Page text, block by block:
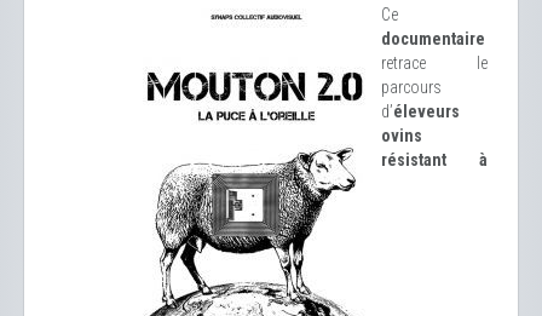
Ce
documentaire
retrace le
parcours
d’éleveurs
ovins
résistant à